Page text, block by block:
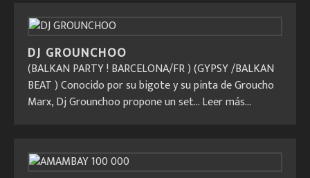
DJ GROUNCHOO
(BALKAN PARTY ! BARCELONA/FR ) (GYPSY /BALKAN
BEAT ) Conocido por su bigote y su pinta de Groucho
Marx, Dj Grounchoo propone un set...Leer más...